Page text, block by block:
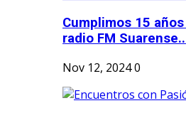
Cumplimos 15
radio FM
Nov 12, 20240